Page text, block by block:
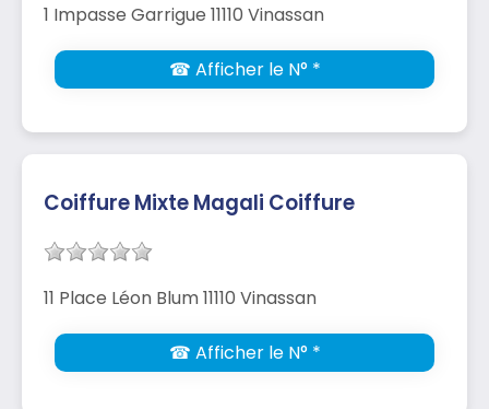
1 Impasse Garrigue 11110 Vinassan
☎ Afficher le N° *
Coiffure Mixte Magali Coiffure
11 Place Léon Blum 11110 Vinassan
☎ Afficher le N° *